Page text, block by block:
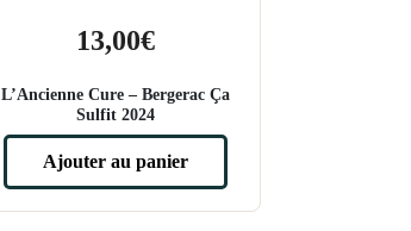
13,00€
L’Ancienne Cure – Bergerac Ça
Sulfit 2024
Ajouter au panier